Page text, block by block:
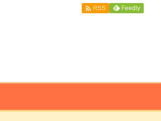
 RSS Feedly